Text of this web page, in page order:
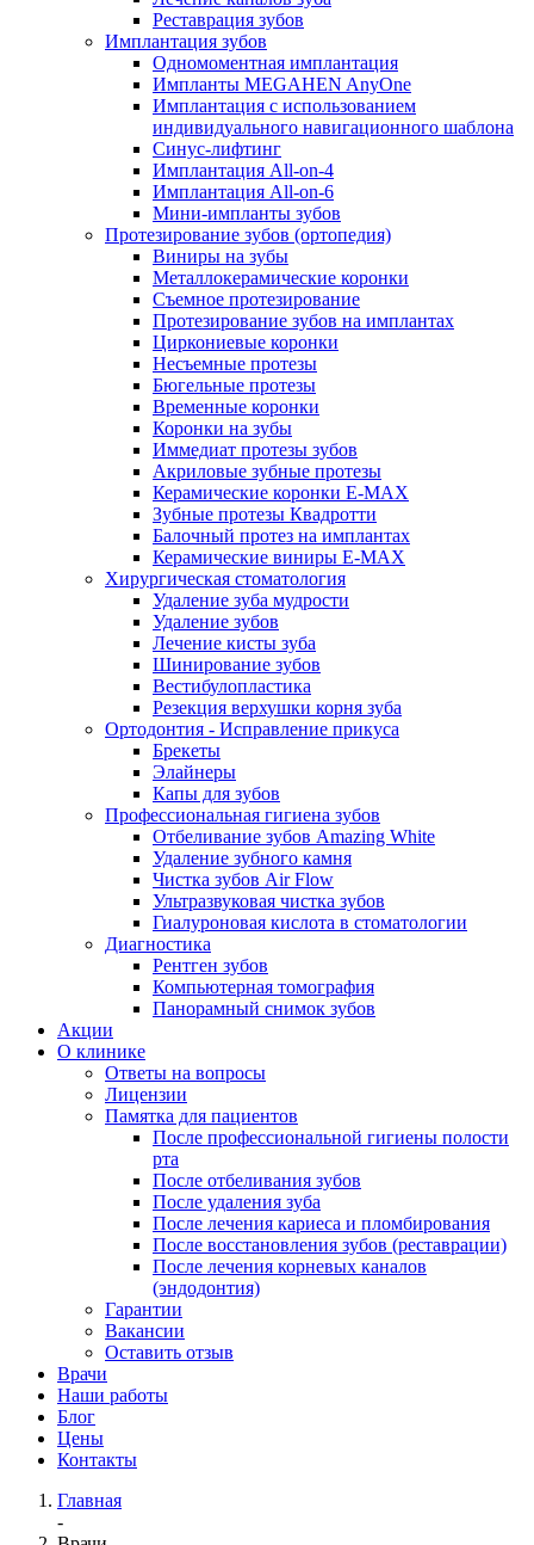
Реставрация зубов
Имплантация зубов
Одномоментная имплантация
Импланты MEGAHEN AnyOne
Имплантация с использованием
индивидуального навигационного шаблона
Синус-лифтинг
Имплантация All-on-4
Имплантация All-on-6
Мини-импланты зубов
Протезирование зубов (ортопедия)
Виниры на зубы
Металлокерамические коронки
Съемное протезирование
Протезирование зубов на имплантах
Циркониевые коронки
Несъемные протезы
Бюгельные протезы
Временные коронки
Коронки на зубы
Иммедиат протезы зубов
Акриловые зубные протезы
Керамические коронки E-MAX
Зубные протезы Квадротти
Балочный протез на имплантах
Керамические виниры E-MAX
Хирургическая стоматология
Удаление зуба мудрости
Удаление зубов
Лечение кисты зуба
Шинирование зубов
Вестибулопластика
Резекция верхушки корня зуба
Ортодонтия - Исправление прикуса
Брекеты
Элайнеры
Капы для зубов
Профессиональная гигиена зубов
Отбеливание зубов Amazing White
Удаление зубного камня
Чистка зубов Air Flow
Ультразвуковая чистка зубов
Гиалуроновая кислота в стоматологии
Диагностика
Рентген зубов
Компьютерная томография
Панорамный снимок зубов
Акции
О клинике
Ответы на вопросы
Лицензии
Памятка для пациентов
После профессиональной гигиены полости
рта
После отбеливания зубов
После удаления зуба
После лечения кариеса и пломбирования
После восстановления зубов (реставрации)
После лечения корневых каналов
(эндодонтия)
Гарантии
Вакансии
Оставить отзыв
Врачи
Наши работы
Блог
Цены
Контакты
Главная
-